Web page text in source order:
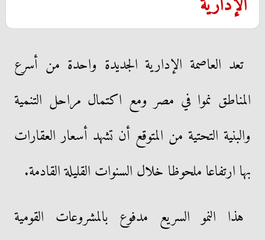
تعد العاصمة الإدارية الجديدة واحدة من أسرع
المناطق نموا في مصر ومع اكتمال مراحل التنمية
والبنية التحتية من المتوقع أن تشهد أسعار العقارات
بها ارتفاعا ملحوظا خلال السنوات القليلة القادمة.
هذا النمو السريع مدفوع بالمشروعات القومية